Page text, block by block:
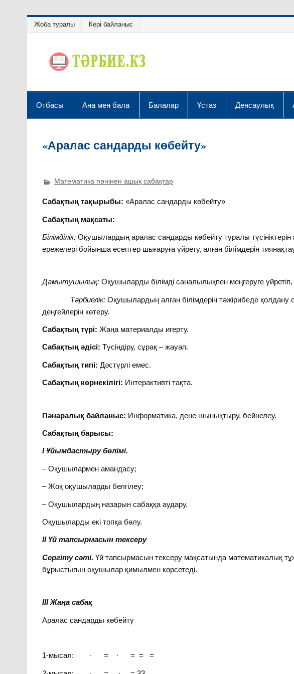
Жоба туралы Кері байланыс
Отбасы Ана мен бала Балалар Ұстаз Денсаулық
«Аралас сандарды көбейту»
Математика пәнінен ашық сабақтар
Сабақтың тақырыбы: «Аралас сандарды көбейту»
Сабақтың мақсаты:
Білімділік: Оқушылардың аралас сандарды көбейту туралы
ережелері бойынша есептер шығаруға үйрету, алған білімдерін
Дамытушылық:Оқушыларды білімді саналылықпен меңгеруге үйретіп,
Тәрбиелік:Оқушылардың алған білімдерін тәжірибеде қолдану
деңгейлерін көтеру.
Сабақтың түрі:Жаңа материалды игерту.
Сабақтың әдісі:Түсіндіру, сұрақ – жауап.
Сабақтың типі:Дәстүрлі емес.
Сабақтың көрнекілігі: Интерактивті тақта.
Пәнаралық байланыс: Информатика, дене шынықтыру, бейнелеу.
Сабақтың барысы:
І Ұйымдастыру бөлімі.
– Оқушылармен амандасу;
– Жоқ оқушыларды белгілеу;
– Оқушылардың назарын сабаққа аудару.
Оқушыларды екі топқа бөлу.
ІІ Үй тапсырмасын тексеру
Сергіту сәті.Үй тапсырмасын тексеру мақсатында математикалық
бұрыстығын оқушылар қимылмен көрсетеді.
ІІІ Жаңа сабақ
Аралас сандарды көбейту
1-мысал: ∙ = ∙ = = =